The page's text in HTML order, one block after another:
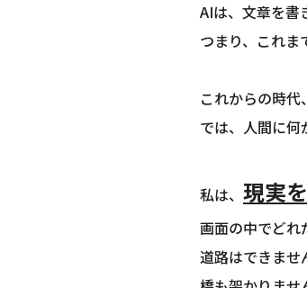
AIは、文章を書
つまり、これま
これからの時代
では、人間に何
私は、 現実
画面の中でどれ
道路はできませ